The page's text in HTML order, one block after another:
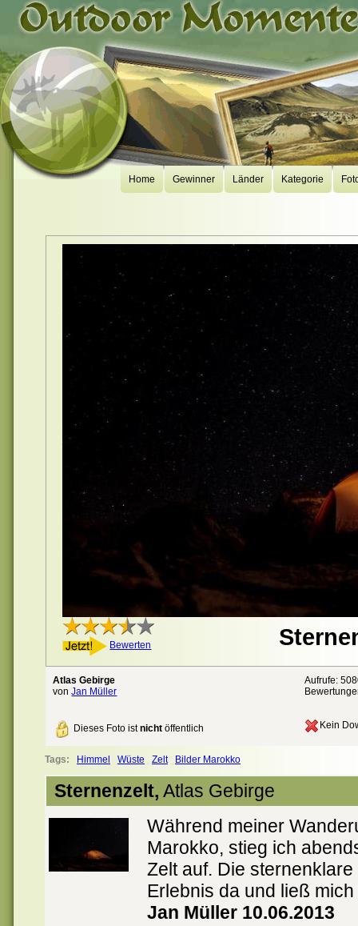
Home Gewinner Länder Kategorie
Bewerten
Atlas Gebirge
vonJan Müller
Aufrufe:
Dieses Foto istnicht öffentlich Kein
Tags: Himmel Wüste Zelt Bilder Marokko
Sternenzelt, Atlas Gebirge
Während meiner
Marokko, stieg ich
Zelt auf. Die
Erlebnis da und ließ
Jan Müller 10.06.2013